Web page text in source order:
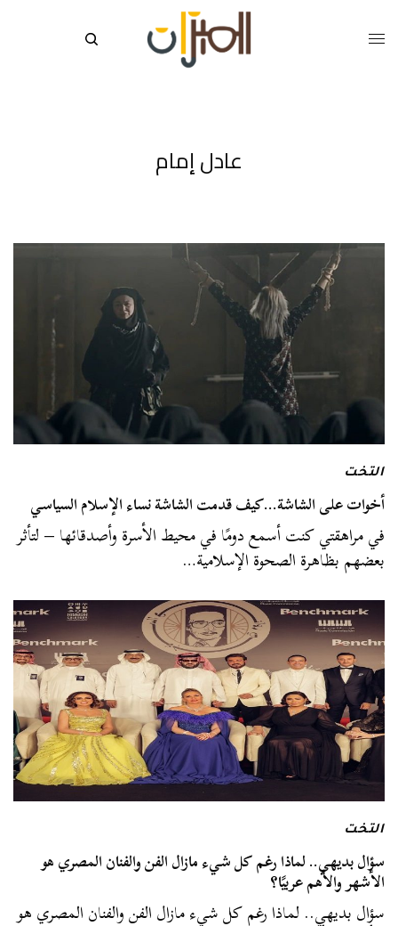
عادل إمام
التخت
أخوات على الشاشة…كيف قدمت الشاشة نساء الإسلام السياسي
في مراهقتي كنت أسمع دومًا في محيط الأسرة وأصدقائها – لتأثر
بعضهم بظاهرة الصحوة الإسلامية…
التخت
سؤال بديهي.. لماذا رغم كل شيء مازال الفن والفنان المصري هو
الأشهر والأهم عربيًا؟
سؤال بديهي.. لماذا رغم كل شيء مازال الفن والفنان المصري هو